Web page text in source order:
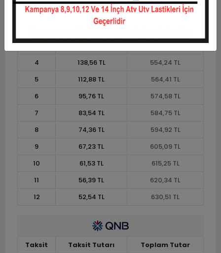
1
508,47 TL
508,47 TL
254,24 TL
3
181,36 TL
544,07 TL
4
138,56 TL
554,24 TL
5
112,88 TL
564,41 TL
6
95,76 TL
574,58 TL
7
83,54 TL
584,75 TL
8
74,36 TL
594,92 TL
9
67,23 TL
605,09 TL
10
61,53 TL
615,25 TL
11
56,39 TL
620,34 TL
12
52,54 TL 630,51 TL
Taksit Taksit Tutarı
Toplam Tutar